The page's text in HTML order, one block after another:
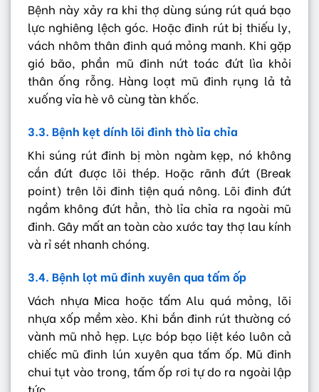
Bệnh này xảy ra khi thợ dùng súng rút quá bạo
lực nghiêng lệch góc. Hoặc đinh rút bị thiếu ly,
vách nhôm thân đinh quá mỏng manh. Khi gặp
gió bão, phần mũ đinh nứt toác đứt lìa khỏi
thân ống rỗng. Hàng loạt mũ đinh rụng lả tả
xuống vỉa hè vô cùng tàn khốc.
3.3. Bệnh kẹt dính lõi đinh thò lỉa chỉa
Khi súng rút đinh bị mòn ngàm kẹp, nó không
cắn đứt được lõi thép. Hoặc rãnh đứt (Break
point) trên lõi đinh tiện quá nông. Lõi đinh đứt
ngầm không đứt hẳn, thò lỉa chỉa ra ngoài mũ
đinh. Gây mất an toàn cào xước tay thợ lau kính
và rỉ sét nhanh chóng.
3.4. Bệnh lọt mũ đinh xuyên qua tấm ốp
Vách nhựa Mica hoặc tấm Alu quá mỏng, lõi
nhựa xốp mềm xèo. Khi bắn đinh rút thường có
vành mũ nhỏ hẹp. Lực bóp bạo liệt kéo luôn cả
chiếc mũ đinh lún xuyên qua tấm ốp. Mũ đinh
chui tụt vào trong, tấm ốp rơi tự do ra ngoài lập
tức.